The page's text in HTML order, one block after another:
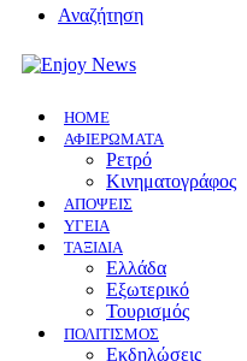
Αναζήτηση
HOME
ΑΦΙΕΡΩΜΑΤΑ
Ρετρό
Κινηματογράφος
ΑΠΟΨΕΙΣ
ΥΓΕΙΑ
ΤΑΞΙΔΙΑ
Ελλάδα
Εξωτερικό
Τουρισμός
ΠΟΛΙΤΙΣΜΟΣ
Eκδηλώσεις